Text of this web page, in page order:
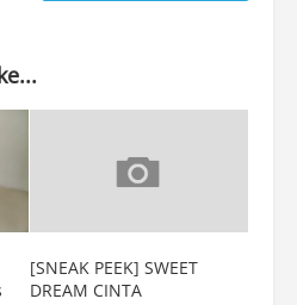
[SNEAK PEEK] SWEET
DREAM CINTA